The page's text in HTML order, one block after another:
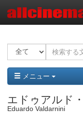
メニュー
エドゥアルド
Eduardo Valdarnini